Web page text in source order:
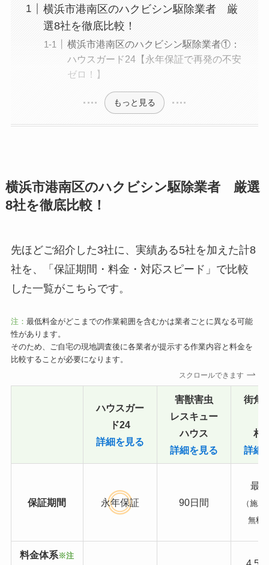
横浜市港南区のハクビシン駆除業者 厳
選8社を徹底比較！
横浜市港南区のハクビシン駆除業者①：
ハウスガード24【永年保証で再発の不安
ゼロ！】
もっと見る
横浜市港南区のハクビシン駆除業者 厳選
8社を徹底比較！
先ほどご紹介した3社に、実績ある5社を加えた計8
社を、「保証期間・料金・対応スピード」で比較
した一覧がこちらです。
注： 最低料金がどこまでの作業範囲を含むかは業者ごとに異なる可能
性があります。
そのため、ご自宅の現地調査後に各業者が提示する作業内容と料金を
比較することが必要になります。
スクロールできます
ハウスガー
ド24
詳細を見る
害獣害虫
レスキュー
ハウス
詳細を見る
街角
相
詳細
保証期間 永年保証 90日間
最
（施
無料
料金体系※注